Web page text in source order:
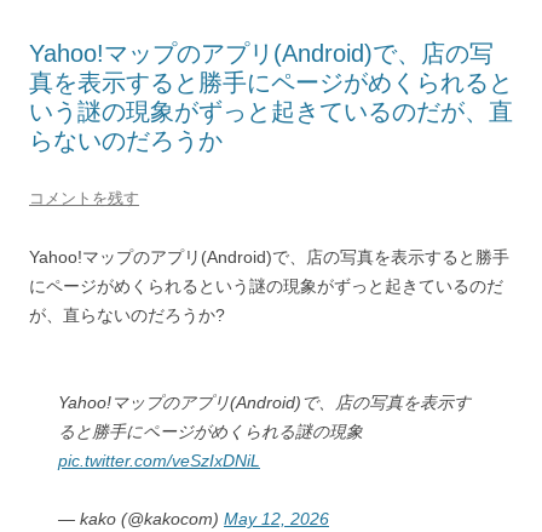
Yahoo!マップのアプリ(Android)で、店の写
真を表示すると勝手にページがめくられると
いう謎の現象がずっと起きているのだが、直
らないのだろうか
コメントを残す
Yahoo!マップのアプリ(Android)で、店の写真を表示すると勝手
にページがめくられるという謎の現象がずっと起きているのだ
が、直らないのだろうか?
Yahoo!マップのアプリ(Android)で、店の写真を表示す
ると勝手にページがめくられる謎の現象
pic.twitter.com/veSzIxDNiL
— kako (@kakocom) May 12, 2026